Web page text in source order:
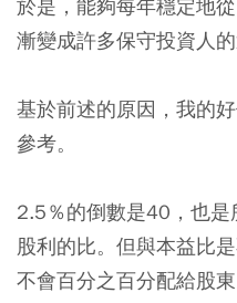
於是，能夠每年穩定地
漸變成許多保守投資人的
基於前述的原因，我的
參考。
2.5％的倒數是40，也
股利的比。但與本益比
不會百分之百分配給股東